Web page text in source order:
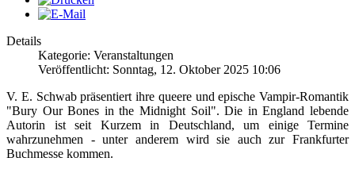
Details
Kategorie: Veranstaltungen
Veröffentlicht: Sonntag, 12. Oktober 2025 10:06
V. E. Schwab präsentiert ihre queere und epische Vampir-Romantik
"Bury Our Bones in the Midnight Soil". Die in England lebende
Autorin ist seit Kurzem in Deutschland, um einige Termine
wahrzunehmen - unter anderem wird sie auch zur Frankfurter
Buchmesse kommen.